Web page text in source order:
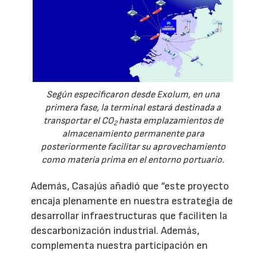
Según especificaron desde Exolum, en una
primera fase, la terminal estará destinada a
transportar el CO2hasta emplazamientos de
almacenamiento permanente para
posteriormente facilitar su aprovechamiento
como materia prima en el entorno portuario.
Además, Casajús añadió que “este proyecto
encaja plenamente en nuestra estrategia de
desarrollar infraestructuras que faciliten la
descarbonización industrial. Además,
complementa nuestra participación en